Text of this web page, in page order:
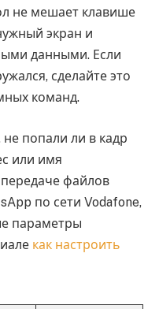
не мешает клавише
экран и
данными. Если
сделайте это
команд.
попали ли в кадр
или имя
файлов
по сети Vodafone,
параметры
как настроить